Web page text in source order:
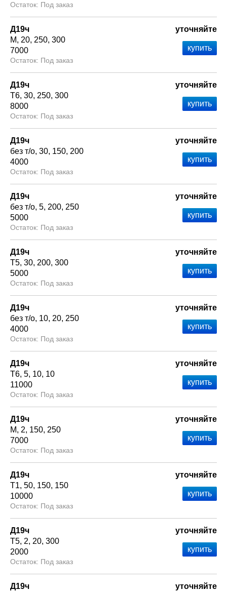
Под заказ
Д19ч
М
20 250 300
7000
Под заказ
уточняйте
Д19ч
Т6 30 250 300
8000
Под заказ
уточняйте
Д19ч
без т/о 30 150 200
4000
Под заказ
уточняйте
Д19ч
без т/о 5 200 250
5000
Под заказ
уточняйте
Д19ч
Т5 30 200 300
5000
Под заказ
уточняйте
Д19ч
без т/о 10 20 250
4000
Под заказ
уточняйте
Д19ч
Т6 5 10 10
11000
Под заказ
уточняйте
Д19ч
М
2 150 250
7000
Под заказ
уточняйте
Д19ч
Т1 50 150 150
10000
Под заказ
уточняйте
Д19ч
Т5 2 20 300
2000
Под заказ
уточняйте
Д19ч
уточняйте